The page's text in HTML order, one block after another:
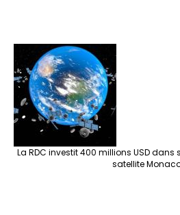
La RDC investit 400 millions USD
satellite